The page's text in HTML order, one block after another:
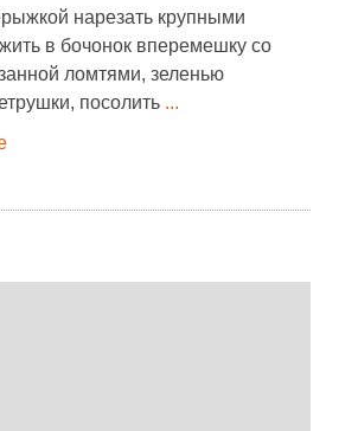
нарезать крупными
в бочонок вперемешку со
ломтями, зеленью
посолить ...